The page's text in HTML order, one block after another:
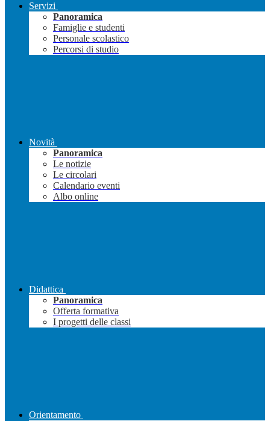
Servizi
Panoramica
Famiglie e studenti
Personale scolastico
Percorsi di studio
Novità
Panoramica
Le notizie
Le circolari
Calendario eventi
Albo online
Didattica
Panoramica
Offerta formativa
I progetti delle classi
Orientamento